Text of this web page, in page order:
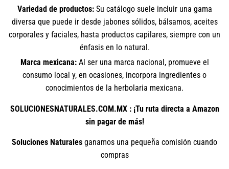
Variedad de productos:Su catálogo suele incluir una gama
diversa que puede ir desde jabones sólidos, bálsamos, aceites
corporales y faciales, hasta productos capilares, siempre con un
énfasis en lo natural.
Marca mexicana:Al ser una marca nacional, promueve el
consumo local y, en ocasiones, incorpora ingredientes o
conocimientos de la herbolaria mexicana.
SOLUCIONESNATURALES.COM.MX : ¡Tu ruta directa a Amazon
sin pagar de más!
Soluciones Naturales ganamos una pequeña comisión cuando
compras